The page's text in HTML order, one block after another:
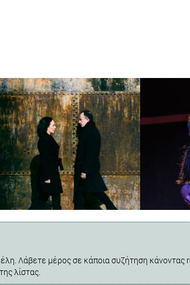
Λάβετε μέρος σε κάποια συζήτηση κάνοντας
λίστας.